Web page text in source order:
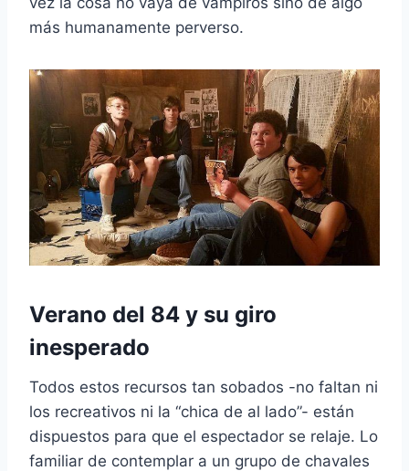
más humanamente perverso.
Verano del 84 y su giro
inesperado
Todos estos recursos tan sobados -no faltan ni
los recreativos ni la “chica de al lado”- están
dispuestos para que el espectador se relaje. Lo
familiar de contemplar a un grupo de chavales